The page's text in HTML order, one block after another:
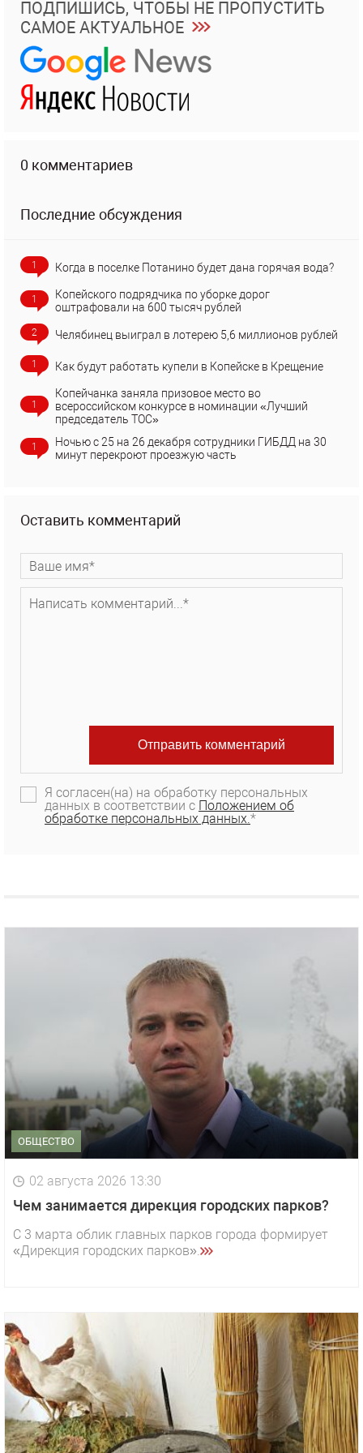
ПОДПИШИСЬ, ЧТОБЫ НЕ ПРОПУСТИТЬ
САМОЕ АКТУАЛЬНОЕ
0 комментариев
Последние обсуждения
1 Когда в поселке Потанино будет дана горячая вода?
1
Копейского подрядчика по уборке дорог
оштрафовали на 600 тысяч рублей
2 Челябинец выиграл в лотерею 5,6 миллионов рублей
1 Как будут работать купели в Копейске в Крещение
1
Копейчанка заняла призовое место во
всероссийском конкурсе в номинации «Лучший
председатель ТОС»
1
Ночью с 25 на 26 декабря сотрудники ГИБДД на 30
минут перекроют проезжую часть
Оставить комментарий
Я согласен(на) на обработку персональных
данных в соответствии с Положением об
обработке персональных данных.*
ОБЩЕСТВО
02 августа 2026 13:30
Чем занимается дирекция городских парков?
С 3 марта облик главных парков города формирует
«Дирекция городских парков».